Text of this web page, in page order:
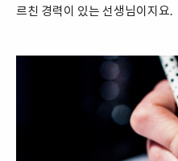
르친 경력이 있는 선생님이지요.